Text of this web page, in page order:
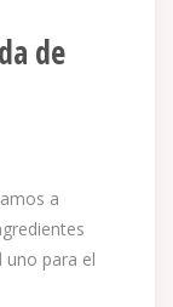
de
a
uno para el